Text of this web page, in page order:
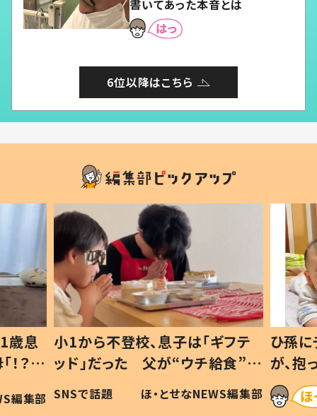
書いてあった本音とは
6位以降はこちら
歳息
？」
編集部
小1から不登校、息子は「ギフテ
ッド」だった 父が“ウチ給食”を
作り続ける理由とは #令和の親
#令和の子
SNSで話題 ほ・とせなNEWS編集部
ひ孫
が、
「涙が
い」